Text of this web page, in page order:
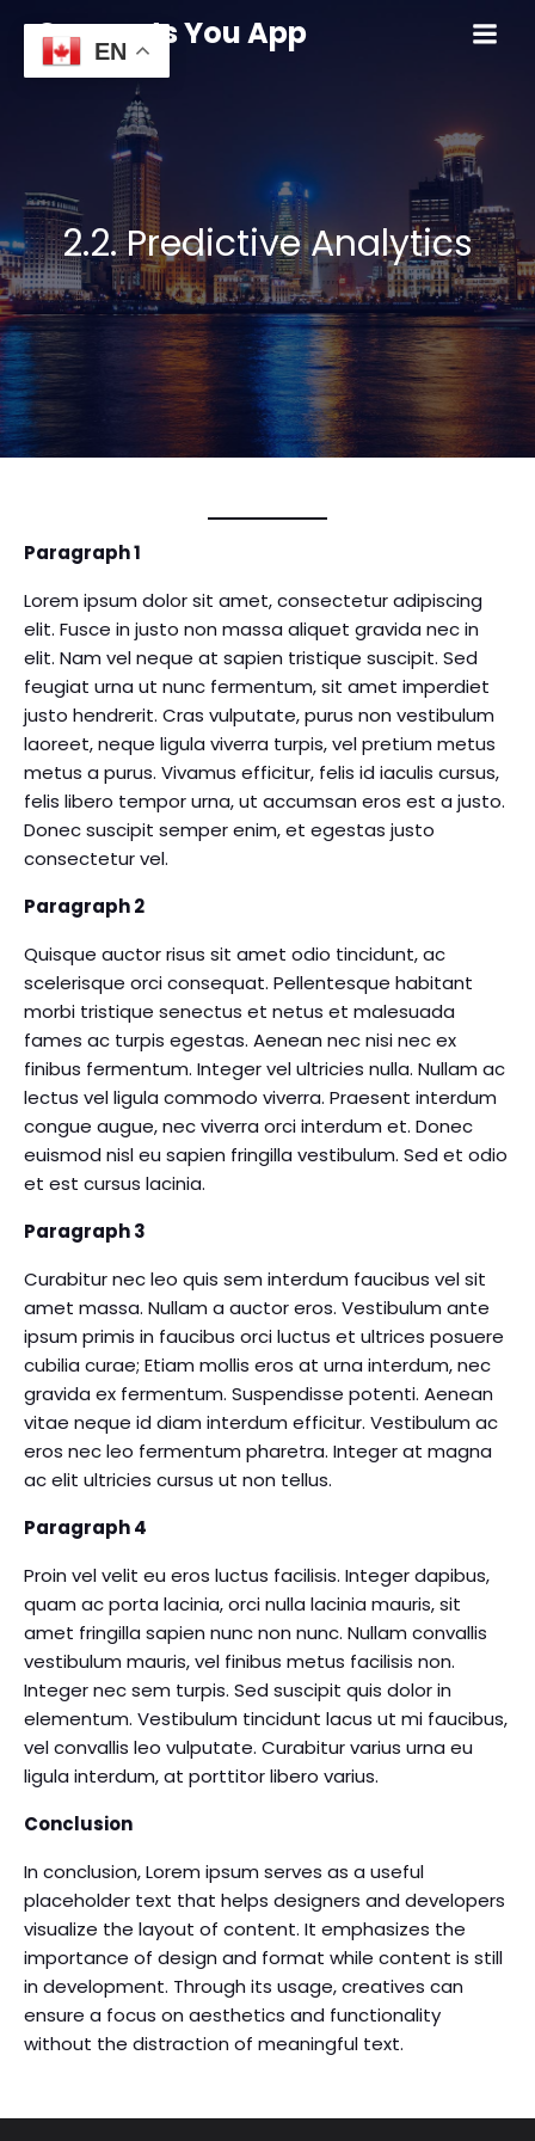
Connects You App
2.2. Predictive Analytics
Paragraph 1
Lorem ipsum dolor sit amet, consectetur adipiscing
elit. Fusce in justo non massa aliquet gravida nec in
elit. Nam vel neque at sapien tristique suscipit. Sed
feugiat urna ut nunc fermentum, sit amet imperdiet
justo hendrerit. Cras vulputate, purus non vestibulum
laoreet, neque ligula viverra turpis, vel pretium metus
metus a purus. Vivamus efficitur, felis id iaculis cursus,
felis libero tempor urna, ut accumsan eros est a justo.
Donec suscipit semper enim, et egestas justo
consectetur vel.
Paragraph 2
Quisque auctor risus sit amet odio tincidunt, ac
scelerisque orci consequat. Pellentesque habitant
morbi tristique senectus et netus et malesuada
fames ac turpis egestas. Aenean nec nisi nec ex
finibus fermentum. Integer vel ultricies nulla. Nullam ac
lectus vel ligula commodo viverra. Praesent interdum
congue augue, nec viverra orci interdum et. Donec
euismod nisl eu sapien fringilla vestibulum. Sed et odio
et est cursus lacinia.
Paragraph 3
Curabitur nec leo quis sem interdum faucibus vel sit
amet massa. Nullam a auctor eros. Vestibulum ante
ipsum primis in faucibus orci luctus et ultrices posuere
cubilia curae; Etiam mollis eros at urna interdum, nec
gravida ex fermentum. Suspendisse potenti. Aenean
vitae neque id diam interdum efficitur. Vestibulum ac
eros nec leo fermentum pharetra. Integer at magna
ac elit ultricies cursus ut non tellus.
Paragraph 4
Proin vel velit eu eros luctus facilisis. Integer dapibus,
quam ac porta lacinia, orci nulla lacinia mauris, sit
amet fringilla sapien nunc non nunc. Nullam convallis
vestibulum mauris, vel finibus metus facilisis non.
Integer nec sem turpis. Sed suscipit quis dolor in
elementum. Vestibulum tincidunt lacus ut mi faucibus,
vel convallis leo vulputate. Curabitur varius urna eu
ligula interdum, at porttitor libero varius.
Conclusion
In conclusion, Lorem ipsum serves as a useful
placeholder text that helps designers and developers
visualize the layout of content. It emphasizes the
importance of design and format while content is still
in development. Through its usage, creatives can
ensure a focus on aesthetics and functionality
without the distraction of meaningful text.
EN